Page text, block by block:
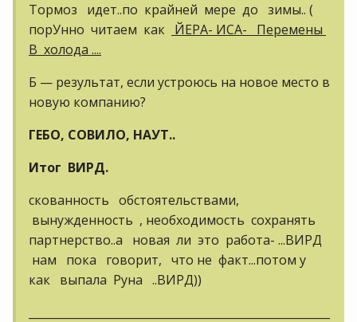
Тормоз идет..по крайней мере до зимы.. (
порУнно читаем как ЙЕРА- ИСА- Перемены
В холода ....
Б — результат, если устроюсь на новое место в
новую компанию?
ГЕБО, СОВИЛО, НАУТ..
Итог ВИРД.
скованность обстоятельствами,
вынужденность , необходимость сохранять
партнерство..а новая ли это работа- ...ВИРД
нам пока говорит, что не факт...потом у
как выпала Руна ..ВИРД))